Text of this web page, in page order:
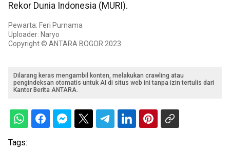
Rekor Dunia Indonesia (MURI).
Pewarta: Feri Purnama
Uploader: Naryo
Copyright © ANTARA BOGOR 2023
Dilarang keras mengambil konten, melakukan crawling atau
pengindeksan otomatis untuk AI di situs web ini tanpa izin tertulis dari
Kantor Berita ANTARA.
Tags: